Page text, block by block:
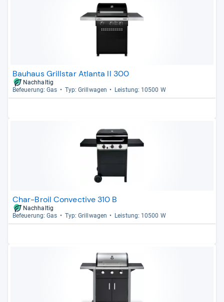
Bauhaus Grillstar Atlanta II 300
Nachhaltig
Befeue­rung: Gas
Typ: Grill­wa­gen Leis­tung: 10500 W
Char-Broil Convective 310 B
Nachhaltig
Befeue­rung: Gas
Typ: Grill­wa­gen Leis­tung: 10500 W